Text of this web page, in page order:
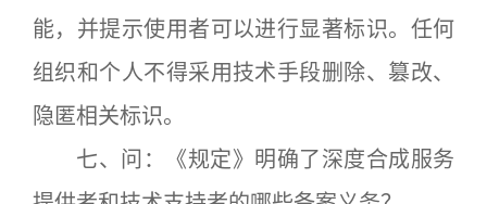
能，并提示使用者可以进行显著标识。任何
组织和个人不得采用技术手段删除、篡改、
隐匿相关标识。
七、问：《规定》明确了深度合成服务